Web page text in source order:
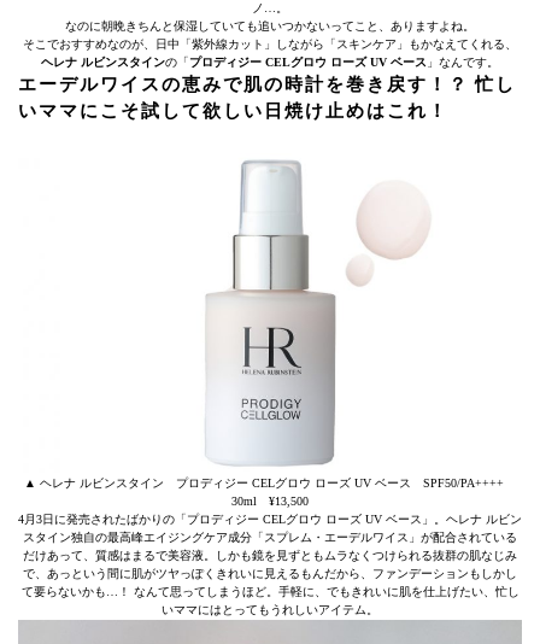
ノ…。
なのに朝晩きちんと保湿していても追いつかないってこと、ありますよね。
そこでおすすめなのが、日中「紫外線カット」しながら「スキンケア」もかなえてくれる、
ヘレナ ルビンスタインの「プロディジー CELグロウ ローズ UV ベース 」なんです。
エーデルワイスの恵みで肌の時計を巻き戻す！？ 忙し
いママにこそ試して欲しい日焼け止めはこれ！
▲ ヘレナ ルビンスタイン プロディジー CELグロウ ローズ UV ベース SPF50/PA++++
30ml ¥13,500
4月3日に発売されたばかりの「プロディジー CELグロウ ローズ UV ベース」。ヘレナ ルビン
スタイン独自の最高峰エイジングケア成分「スプレム・エーデルワイス」が配合されている
だけあって、質感はまるで美容液。しかも鏡を見ずともムラなくつけられる抜群の肌なじみ
で、あっという間に肌がツヤっぽくきれいに見えるもんだから、ファンデーションもしかし
て要らないかも…！ なんて思ってしまうほど。手軽に、でもきれいに肌を仕上げたい、忙し
いママにはとってもうれしいアイテム。